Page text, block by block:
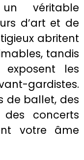
véritable
d’art et de
abritent
tandis
les
gardistes.
de ballet, des
concerts
votre âme